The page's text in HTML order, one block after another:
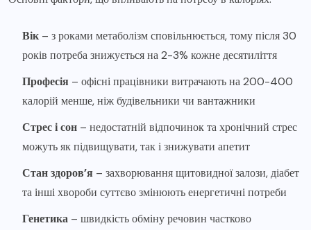
Вік – з роками метаболізм сповільнюється, тому після 30
років потреба знижується на 2-3% кожне десятиліття
Професія – офісні працівники витрачають на 200-400
калорій менше, ніж будівельники чи вантажники
Стрес і сон – недостатній відпочинок та хронічний стрес
можуть як підвищувати, так і знижувати апетит
Стан здоров’я – захворювання щитовидної залози, діабет
та інші хвороби суттєво змінюють енергетичні потреби
Генетика – швидкість обміну речовин частково